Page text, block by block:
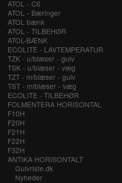
ATOL - C6
ATOL - Bæringer
ATOL bænk
ATOL - TILBEHØR
ATOL-BÆNK
ECOLITE - LAVTEMPERATUR
TZK - u/blæser - gulv
TSK - u/blæser - væg
TZT - m/blæser - gulv
TST - m/blæser - væg
ECOLITE - TILBEHØR
FOLMENTERA HORISONTAL
F10H
F20H
F21H
F22H
F32H
ANTIKA HORISONTALT
Gulvriste.dk
Nyheder